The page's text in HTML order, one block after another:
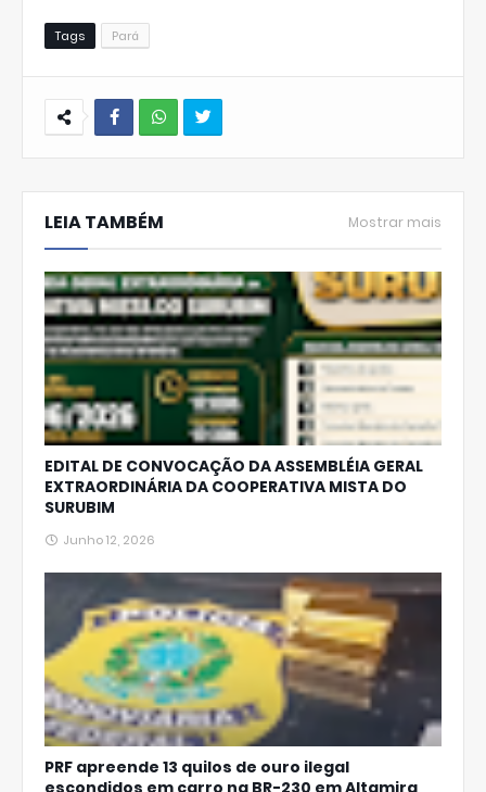
Tags Pará
hats
Ap
LEIA TAMBÉM Mostrar mais
EDITAL DE CONVOCAÇÃO DA ASSEMBLÉIA GERAL
EXTRAORDINÁRIA DA COOPERATIVA MISTA DO
SURUBIM
Junho 12, 2026
PRF apreende 13 quilos de ouro ilegal